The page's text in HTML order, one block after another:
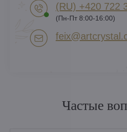
(RU) +420 722
(Пн-Пт 8:00-16:00)
Частые